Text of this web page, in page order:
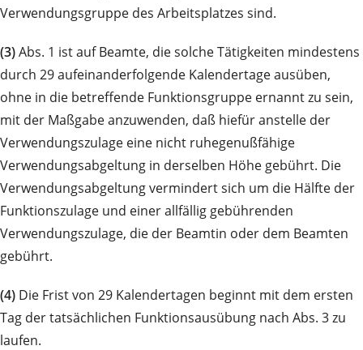
Verwendungsgruppe des Arbeitsplatzes sind.
(3)Abs. 1 ist auf Beamte, die solche Tätigkeiten mindestens
durch 29 aufeinanderfolgende Kalendertage ausüben,
ohne in die betreffende Funktionsgruppe ernannt zu sein,
mit der Maßgabe anzuwenden, daß hiefür anstelle der
Verwendungszulage eine nicht ruhegenußfähige
Verwendungsabgeltung in derselben Höhe gebührt. Die
Verwendungsabgeltung vermindert sich um die Hälfte der
Funktionszulage und einer allfällig gebührenden
Verwendungszulage, die der Beamtin oder dem Beamten
gebührt.
(4) Die Frist von 29 Kalendertagen beginnt mit dem ersten
Tag der tatsächlichen Funktionsausübung nach Abs. 3 zu
laufen.